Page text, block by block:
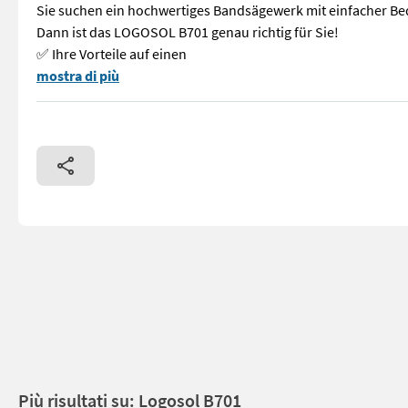
Sie suchen ein hochwertiges Bandsägewerk mit einfacher
Dann ist das LOGOSOL B701 genau richtig für Sie!
✅ Ihre Vorteile auf einen
Vorführsägewerk von LOGOSOL – das B701
mostra di più
Più risultati su: Logosol B701